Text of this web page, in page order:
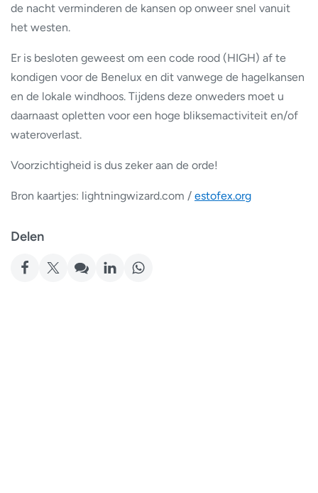
de nacht verminderen de kansen op onweer snel vanuit
het westen.
Er is besloten geweest om een code rood (HIGH) af te
kondigen voor de Benelux en dit vanwege de hagelkansen
en de lokale windhoos. Tijdens deze onweders moet u
daarnaast opletten voor een hoge bliksemactiviteit en/of
wateroverlast.
Voorzichtigheid is dus zeker aan de orde!
Bron kaartjes: lightningwizard.com / estofex.org
Delen